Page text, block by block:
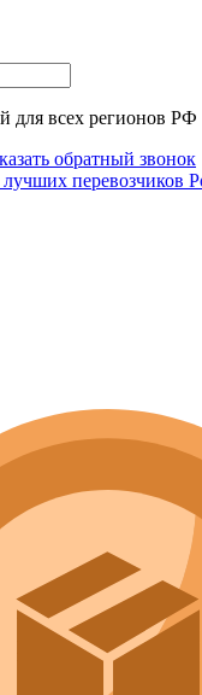
для всех регионов РФ
обратный звонок
лучших перевозчиков